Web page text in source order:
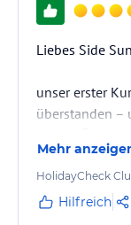
Liebes Side
unser erster
überstanden –
Aber mal
schönen
Mehr
HolidayCheck
Hilfreich